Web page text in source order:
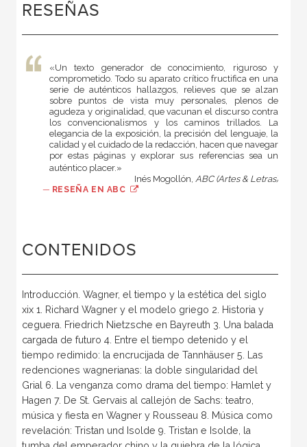
RESEÑAS
«Un texto generador de conocimiento, riguroso y
comprometido. Todo su aparato crítico fructifica en una
serie de auténticos hallazgos, relieves que se alzan
sobre puntos de vista muy personales, plenos de
agudeza y originalidad, que vacunan el discurso contra
los convencionalismos y los caminos trillados. La
elegancia de la exposición, la precisión del lenguaje, la
calidad y el cuidado de la redacción, hacen que navegar
por estas páginas y explorar sus referencias sea un
auténtico placer.»
Inés Mogollón,ABC (Artes & Letras)
— RESEÑA EN ABC
CONTENIDOS
Introducción. Wagner, el tiempo y la estética del siglo
xix 1. Richard Wagner y el modelo griego 2. Historia y
ceguera. Friedrich Nietzsche en Bayreuth 3. Una balada
cargada de futuro 4. Entre el tiempo detenido y el
tiempo redimido: la encrucijada de Tannhäuser 5. Las
redenciones wagnerianas: la doble singularidad del
Grial 6. La venganza como drama del tiempo: Hamlet y
Hagen 7. De St. Gervais al callejón de Sachs: teatro,
música y fiesta en Wagner y Rousseau 8. Música como
revelación: Tristan und Isolde 9. Tristan e Isolde, la